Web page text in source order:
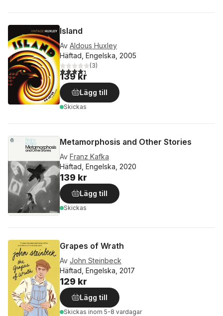
Island
Av Aldous Huxley
Häftad, Engelska, 2005
4,3utav 5 stjärnor. Totalt antal röster:
(3)
139 kr
Lägg till
Skickas
Metamorphosis and Other Stories
Av Franz Kafka
Häftad, Engelska, 2020
139 kr
Lägg till
Skickas
Grapes of Wrath
Av John Steinbeck
Häftad, Engelska, 2017
129 kr
Lägg till
Skickas inom 5-8 vardagar